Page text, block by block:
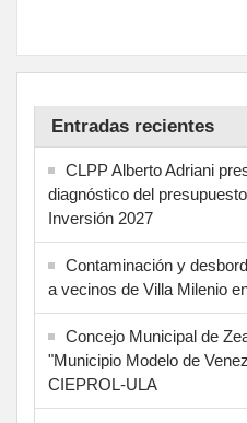
Entradas recientes
CLPP Alberto Adriani
diagnóstico del
Inversión 2027
Contaminación y
a vecinos de Villa Milenio
Concejo Municipal de
"Municipio Modelo de
CIEPROL-ULA